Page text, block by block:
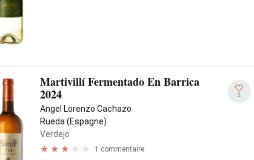
Martivillí Fermentado En Barrica
2024
Angel Lorenzo Cachazo
Rueda (Espagne)
Verdejo
1 commentaire
1